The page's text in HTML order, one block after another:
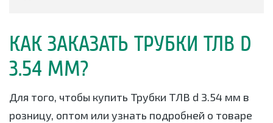
КАК ЗАКАЗАТЬ ТРУБКИ ТЛВ D
3.54 ММ?
Для того, чтобы купить Трубки ТЛВ d 3.54 мм в
розницу, оптом или узнать подробней о товаре